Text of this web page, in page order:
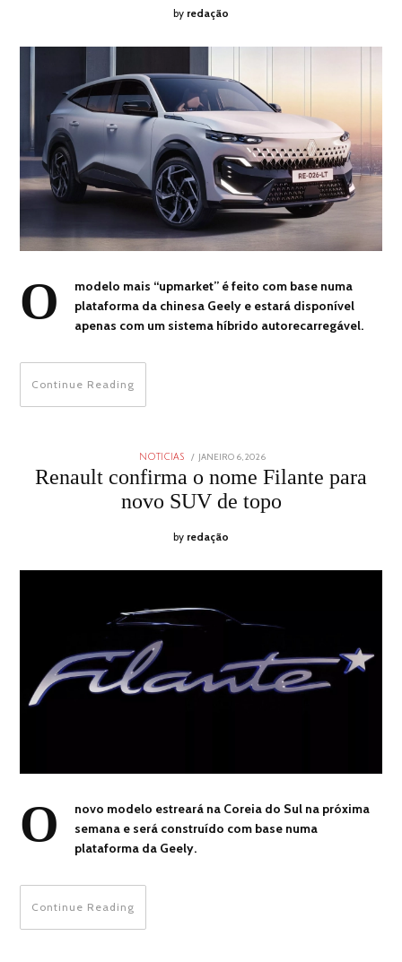
by redação
O
modelo mais “upmarket” é feito com base numa
plataforma da chinesa Geely e estará disponível
apenas com um sistema híbrido autorecarregável.
Continue Reading
NOTICIAS
POSTED
JANEIRO 6, 2026JANEIRO
6,
2026
Renault confirma o nome Filante para
novo SUV de topo
by redação
O
novo modelo estreará na Coreia do Sul na próxima
semana e será construído com base numa
plataforma da Geely.
Continue Reading